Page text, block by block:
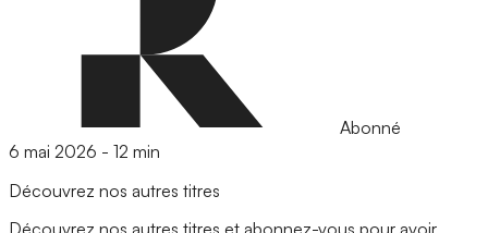
Abonné
6 mai 2026 - 12 min
Découvrez nos autres titres
Découvrez nos autres titres et abonnez-vous pour avoir